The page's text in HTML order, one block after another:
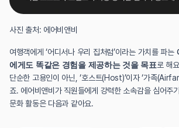
사진 출처: 에어비앤비
여행객에게 ‘어디서나 우리 집처럼’이라는 가치를 파는
에게도 똑같은 경험을 제공하는 것을 목표로 해
단순한 고용인이 아닌, ‘호스트(Host)’이자 ‘가족
죠. 에어비앤비가 직원들에게 강력한 소속감을 심어주
문화 활동은 다음과 같아요.